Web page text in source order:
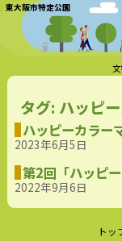
東大阪市特定公園
タグ: ハッピ
ハッピーカラー
2023年6月5日
第2回「ハッピ
2022年9月6日
トッ